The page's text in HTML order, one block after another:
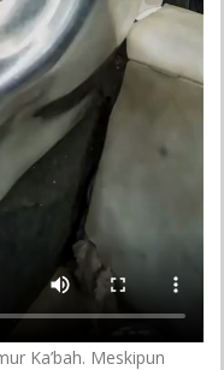
Ka’bah. Meskipun